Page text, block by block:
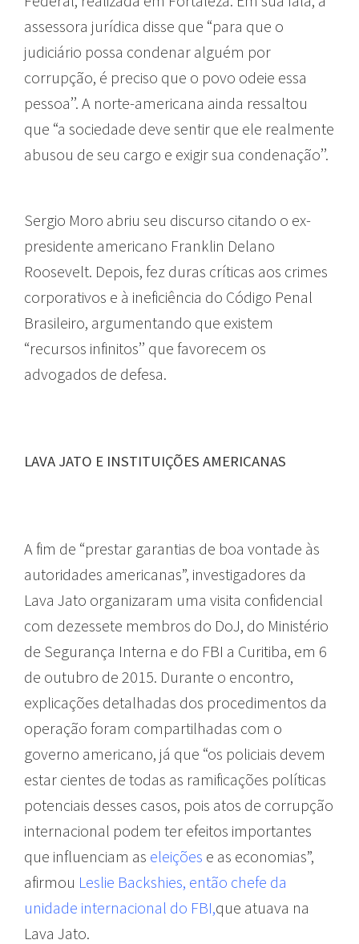
assessora jurídica disse que “para que o
judiciário possa condenar alguém por
corrupção, é preciso que o povo odeie essa
pessoa’’. A norte-americana ainda ressaltou
que “a sociedade deve sentir que ele realmente
abusou de seu cargo e exigir sua condenação’’.
Sergio Moro abriu seu discurso citando o ex-
presidente americano Franklin Delano
Roosevelt. Depois, fez duras críticas aos crimes
corporativos e à ineficiência do Código Penal
Brasileiro, argumentando que existem
“recursos infinitos’’ que favorecem os
advogados de defesa.
LAVA JATO E INSTITUIÇÕES AMERICANAS
A fim de “prestar garantias de boa vontade às
autoridades americanas”, investigadores da
Lava Jato organizaram uma visita confidencial
com dezessete membros do DoJ, do Ministério
de Segurança Interna e do FBI a Curitiba, em 6
de outubro de 2015. Durante o encontro,
explicações detalhadas dos procedimentos da
operação foram compartilhadas com o
governo americano, já que “os policiais devem
estar cientes de todas as ramificações políticas
potenciais desses casos, pois atos de corrupção
internacional podem ter efeitos importantes
que influenciam as eleições e as economias”,
afirmou Leslie Backshies, então chefe da
unidade internacional do FBI,que atuava na
Lava Jato.